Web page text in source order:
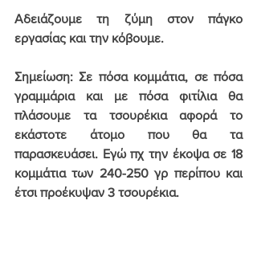
Αδειάζουμε τη ζύμη στον πάγκο
εργασίας και την κόβουμε.
Σημείωση: Σε πόσα κομμάτια, σε πόσα
γραμμάρια και με πόσα φιτίλια θα
πλάσουμε τα τσουρέκια αφορά το
εκάστοτε άτομο που θα τα
παρασκευάσει. Εγώ πχ την έκοψα σε 18
κομμάτια των 240-250 γρ περίπου και
έτσι προέκυψαν 3 τσουρέκια.